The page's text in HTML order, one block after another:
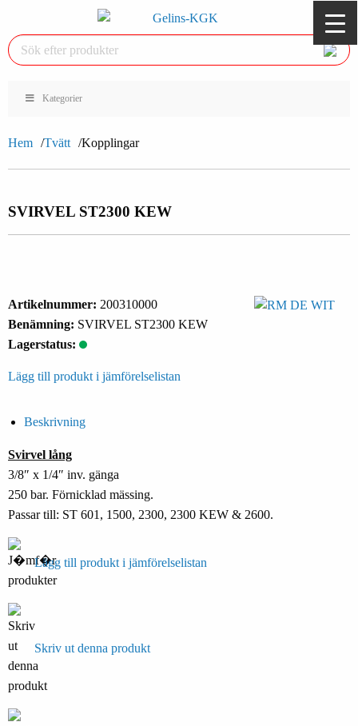
Kategorier
Hem Tvätt Kopplingar
SVIRVEL ST2300 KEW
Artikelnummer: 200310000
Benämning: SVIRVEL ST2300 KEW
Lagerstatus:
Lägg till produkt i jämförelselistan
Beskrivning
Svirvel lång
3/8″ x 1/4″ inv. gänga
250 bar. Förnicklad mässing.
Passar till: ST 601, 1500, 2300, 2300 KEW & 2600.
Lägg till produkt i jämförelselistan
Skriv ut denna produkt